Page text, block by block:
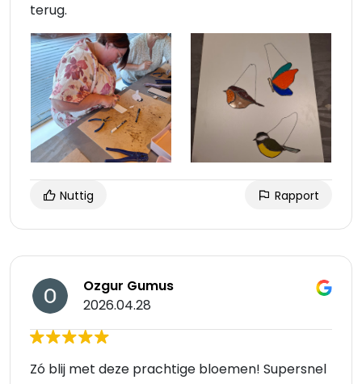
terug.
Nuttig Rapport
Ozgur Gumus
2026.04.28
Zó blij met deze prachtige bloemen! Supersnel